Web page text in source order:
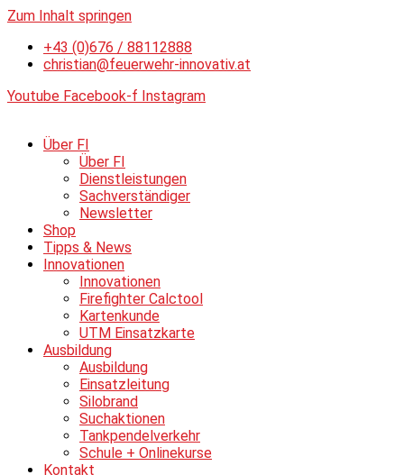
Zum Inhalt springen
+43 (0)676 / 88112888
christian@feuerwehr-innovativ.at
Youtube Facebook-f Instagram
Über FI
Über FI
Dienstleistungen
Sachverständiger
Newsletter
Shop
Tipps & News
Innovationen
Innovationen
Firefighter Calctool
Kartenkunde
UTM Einsatzkarte
Ausbildung
Ausbildung
Einsatzleitung
Silobrand
Suchaktionen
Tankpendelverkehr
Schule + Onlinekurse
Kontakt